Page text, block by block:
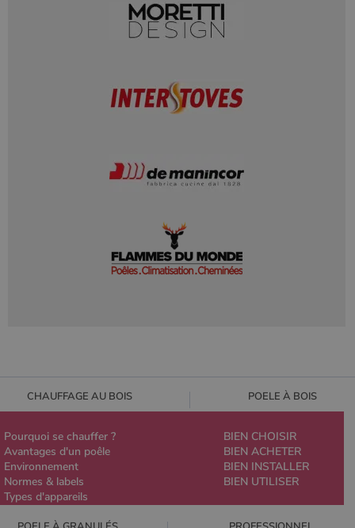
CHAUFFAGE AU BOIS POELE À BOIS
Pourquoi se chauffer ?
Avantages d'un poêle
Environnement
Normes & labels
Types d'appareils
BIEN CHOISIR
BIEN ACHETER
BIEN INSTALLER
BIEN UTILISER